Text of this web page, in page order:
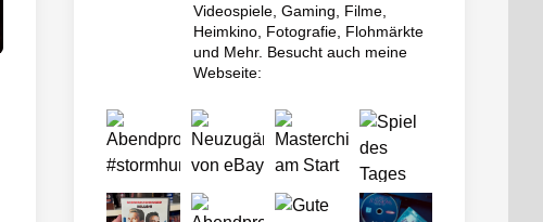
Videospiele, Gaming, Filme,
Heimkino, Fotografie, Flohmärkte
und Mehr. Besucht auch meine
Webseite: